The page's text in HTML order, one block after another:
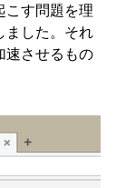
こす問題を理
ました。それ
速させるもの